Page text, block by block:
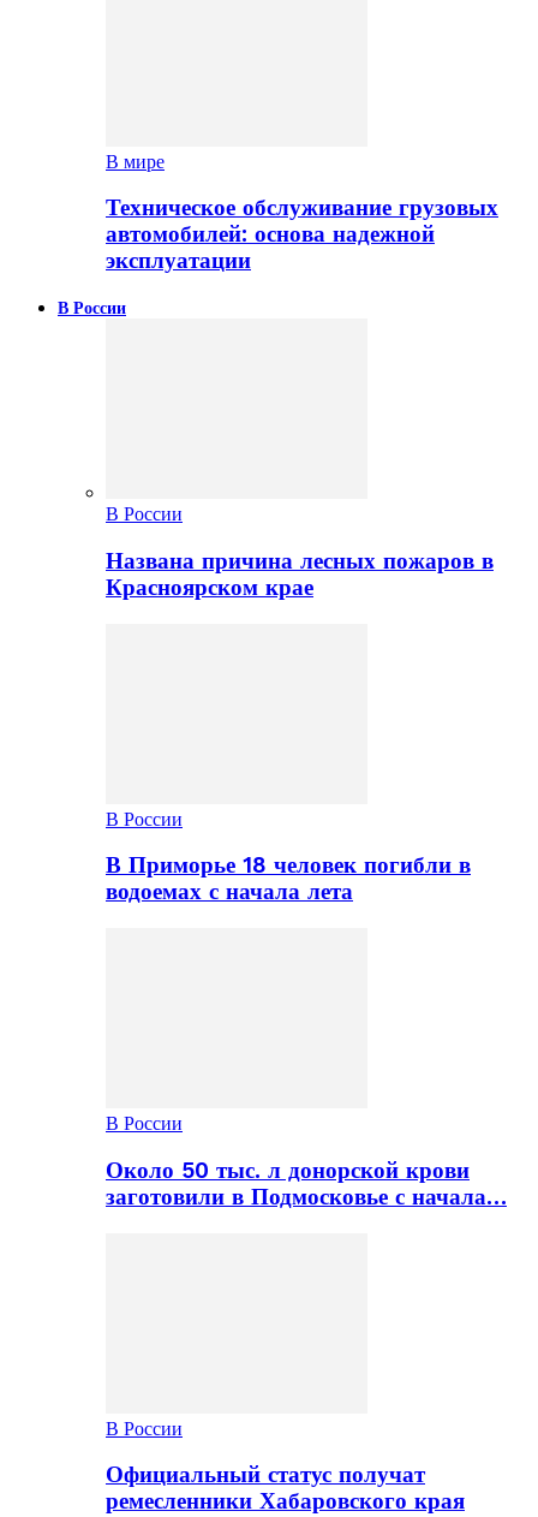
В мире
Техническое обслуживание грузовых
автомобилей: основа надежной
эксплуатации
В России
В России
Названа причина лесных пожаров в
Красноярском крае
В России
В Приморье 18 человек погибли в
водоемах с начала лета
В России
Около 50 тыс. л донорской крови
заготовили в Подмосковье с начала…
В России
Официальный статус получат
ремесленники Хабаровского края